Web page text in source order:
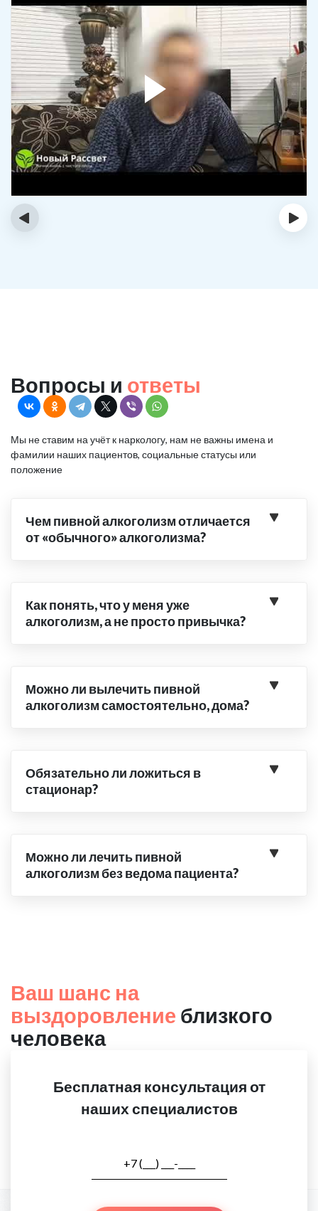
‹ ›
Вопросы и ответы
Мы не ставим на учёт к наркологу, нам не важны имена и
фамилии наших пациентов, социальные статусы или
положение
Чем пивной алкоголизм отличается
от «обычного» алкоголизма?
Как понять, что у меня уже
алкоголизм, а не просто привычка?
Можно ли вылечить пивной
алкоголизм самостоятельно, дома?
Обязательно ли ложиться в
стационар?
Можно ли лечить пивной
алкоголизм без ведома пациента?
Ваш шанс на
выздоровление близкого
человека
Бесплатная консультация от
наших специалистов